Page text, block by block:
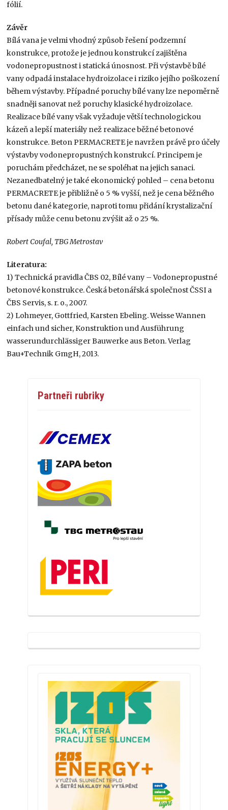
fólií.
Závěr
Bílá vana je velmi vhodný způsob řešení podzemní
konstrukce, protože je jednou konstrukcí zajištěna
vodonepropustnost i statická únosnost. Při výstavbě bílé
vany odpadá instalace hydroizolace i riziko jejího poškození
během výstavby. Případné poruchy bílé vany lze nepoměrně
snadněji sanovat než poruchy klasické hydroizolace.
Realizace bílé vany však vyžaduje větší technologickou
kázeň a lepší materiály než realizace běžné betonové
konstrukce. Beton PERMACRETE je navržen právě pro účely
výstavby vodonepropustných konstrukcí. Principem je
poruchám předcházet, ne se spoléhat na jejich sanaci.
Nezanedbatelný je také ekonomický pohled – cena betonu
PERMACRETE je přibližně o 5 % vyšší, než je cena běžného
betonu dané kategorie, naproti tomu přidání krystalizační
přísady může cenu betonu zvýšit až o 25 %.
Robert Coufal, TBG Metrostav
Literatura:
1) Technická pravidla ČBS 02, Bílé vany – Vodonepropustné
betonové konstrukce. Česká betonářská společnost ČSSI a
ČBS Servis, s. r. o., 2007.
2) Lohmeyer, Gottfried, Karsten Ebeling. Weisse Wannen
einfach und sicher, Konstruktion und Ausführung
wasserundurchlässiger Bauwerke aus Beton. Verlag
Bau+Technik GmgH, 2013.
Partneři rubriky